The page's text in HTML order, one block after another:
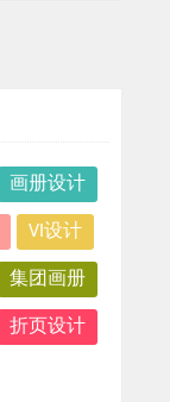
画册设计
VI设计
集团画册
折页设计